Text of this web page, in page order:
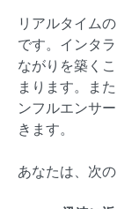
リアルタイム
です。インタ
ながりを築く
まります。ま
ンフルエンサ
きます。
あなたは、次